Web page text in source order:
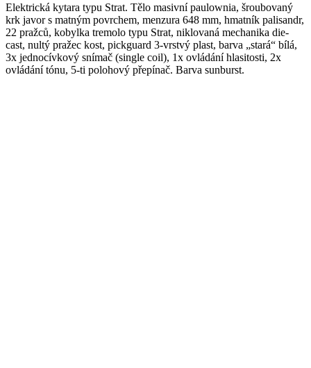
Elektrická kytara typu Strat. Tělo masivní paulownia, šroubovaný
krk javor s matným povrchem, menzura 648 mm, hmatník palisandr,
22 pražců, kobylka tremolo typu Strat, niklovaná mechanika die-
cast, nultý pražec kost, pickguard 3-vrstvý plast, barva „stará“ bílá,
3x jednocívkový snímač (single coil), 1x ovládání hlasitosti, 2x
ovládání tónu, 5-ti polohový přepínač. Barva sunburst.